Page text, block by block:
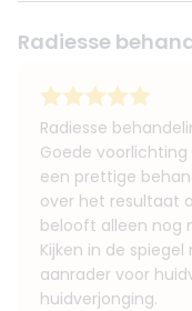
Radiesse
Radiesse
Goede
een prettige
over het resultaat
belooft alleen nog
Kijken in de
aanrader voor
huidverjonging.